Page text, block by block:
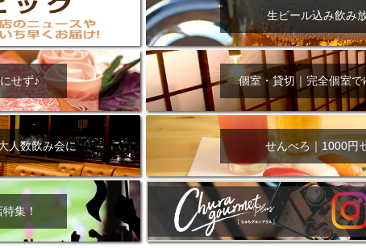
県庁前駅周辺 旭橋駅周辺 沖縄料理 スイーツ
ン 海ぶどう 民謡・生演奏 気軽に一杯
店内全面禁
プレミアムモルツ 貝づくし 燻製料理
美栄橋駅周辺
肉の日 おもろまち駅周辺 オープンテラス マトン・ラム肉
カレー チャージ無し 牡蠣 夜景・景色◎ 夜12時以降入店可
駅周辺 ペット同伴 ビアガーデン 天ぷら
沖縄そば 串揚げ バレンタイン 立ち飲み 5000円以上コース
石垣牛 アヒージョ アサヒ 割烹 女性専用トイレあり
入店１
ャルディナー ホルモン(もつ) 炭火焼 ペイディ（給料日）
野
・イタリアンバール 食べ放題 動物カフェ＆バー 屋富祖地区
安里駅周辺 アジア・エスニック 熱燗 生け簀 獺祭 イタ
生ビール込み飲み
せず♪ 個室・貸切｜完全個室で
人数飲み会に せんべろ｜1000円
集！